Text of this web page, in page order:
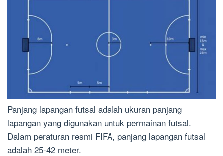
Panjang lapangan futsal adalah ukuran panjang
lapangan yang digunakan untuk permainan futsal.
Dalam peraturan resmi FIFA, panjang lapangan futsal
adalah 25-42 meter.